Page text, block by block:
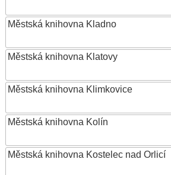
Městská knihovna Kladno
Městská knihovna Klatovy
Městská knihovna Klimkovice
Městská knihovna Kolín
Městská knihovna Kostelec nad Orlicí